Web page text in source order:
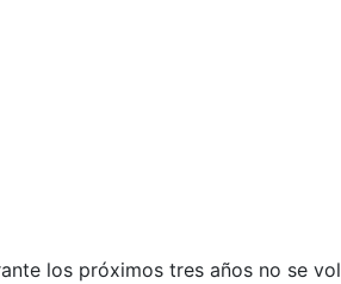
los próximos tres años no se